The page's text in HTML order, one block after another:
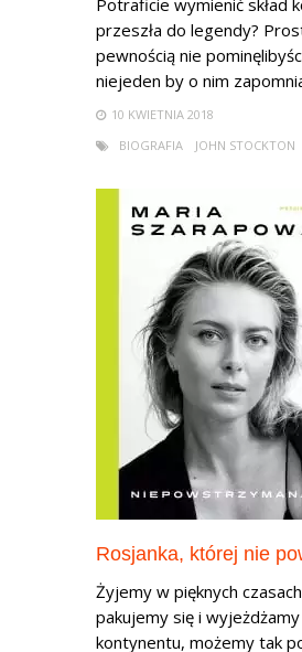
Potraficie wymienić skład
przeszła do legendy?
pewnością nie
niejeden by o nim
10 KWIETNIA 2018
BIOGRAFIA
JOHN STOCKTON
Rosjanka, której nie
Żyjemy w pięknych
pakujemy się i
kontynentu, możemy tak